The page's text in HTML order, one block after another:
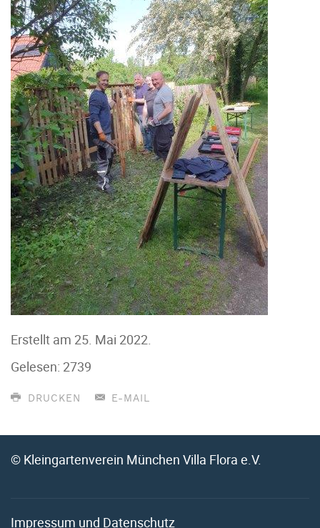
Erstellt am 25. Mai 2022
Gelesen: 2739
DRUCKEN E-MAIL
© Kleingartenverein München Villa Flora e.V.
Impressum und Datenschutz